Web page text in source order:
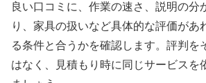
良い口コミに、作業の速さ、説明の分
り、家具の扱いなど具体的な評価があ
る条件と合うかを確認します。評判を
はなく、見積もり時に同じサービスを